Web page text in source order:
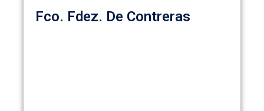
Fco. Fdez. De Contreras